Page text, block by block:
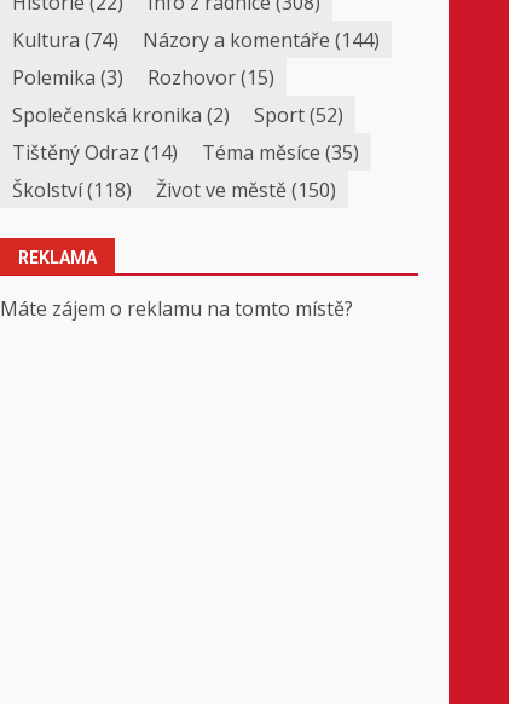
Kultura (74) Názory a komentáře (144)
Polemika (3) Rozhovor(15)
Společenská kronika (2) Sport(52)
Tištěný Odraz (14) Téma měsíce (35)
Školství(118) Život ve městě(150)
REKLAMA
Máte zájem o reklamu na tomto místě?